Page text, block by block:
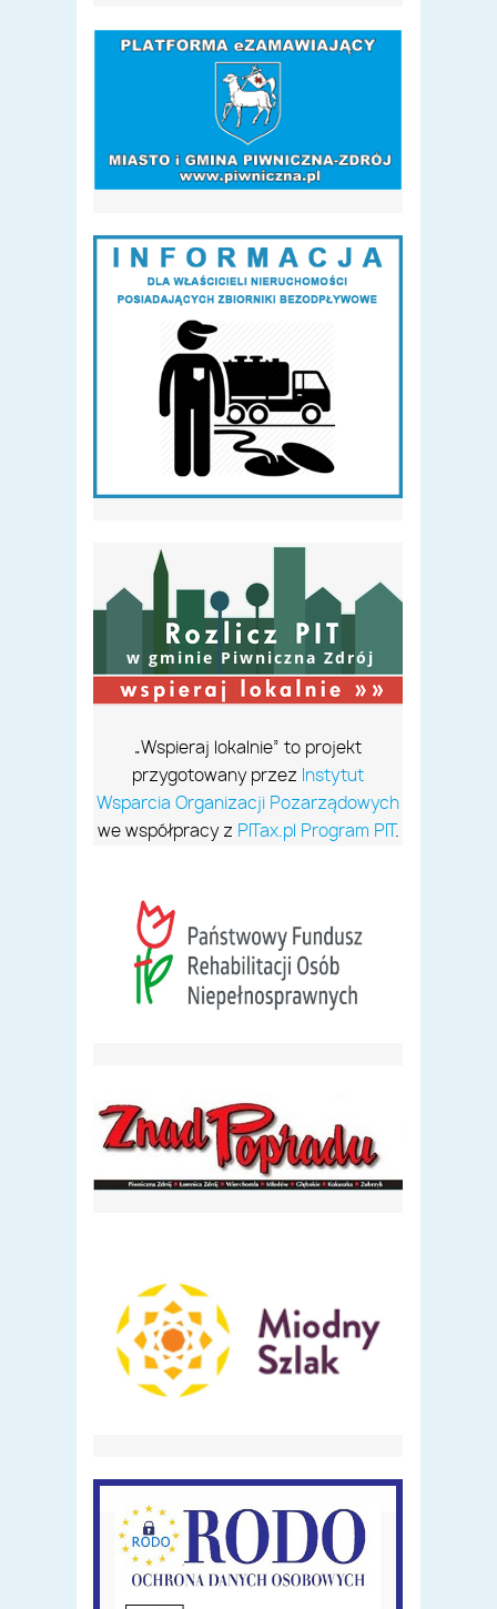
w gminie Piwniczna Zdrój
„Wspieraj lokalnie” to projekt
przygotowany przez Instytut
Wsparcia Organizacji Pozarządowych
we współpracy z PITax.pl Program PIT